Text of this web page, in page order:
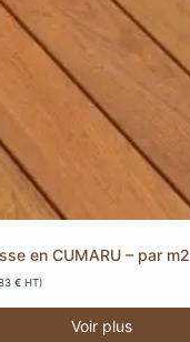
en CUMARU – par m2
€ HT)
Voir plus